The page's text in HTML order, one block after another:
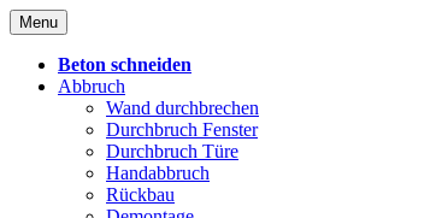
Skip
to
content
Menu
Beton schneiden
Abbruch
Wand durchbrechen
Durchbruch Fenster
Durchbruch Türe
Handabbruch
Rückbau